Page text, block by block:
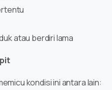
atau berdiri lama
kondisi ini antara lain: